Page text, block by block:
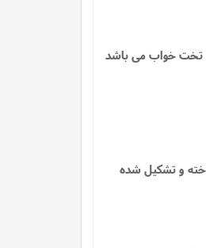
تخت خواب می باشد
و تشکیل شده